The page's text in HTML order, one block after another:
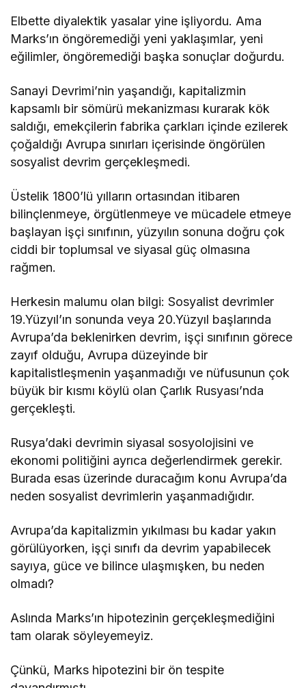
Elbette diyalektik yasalar yine işliyordu. Ama
Marks’ın öngöremediği yeni yaklaşımlar, yeni
eğilimler, öngöremediği başka sonuçlar doğurdu.
Sanayi Devrimi’nin yaşandığı, kapitalizmin
kapsamlı bir sömürü mekanizması kurarak kök
saldığı, emekçilerin fabrika çarkları içinde ezilerek
çoğaldığı Avrupa sınırları içerisinde öngörülen
sosyalist devrim gerçekleşmedi.
Üstelik 1800’lü yılların ortasından itibaren
bilinçlenmeye, örgütlenmeye ve mücadele etmeye
başlayan işçi sınıfının, yüzyılın sonuna doğru çok
ciddi bir toplumsal ve siyasal güç olmasına
rağmen.
Herkesin malumu olan bilgi: Sosyalist devrimler
19.Yüzyıl’ın sonunda veya 20.Yüzyıl başlarında
Avrupa’da beklenirken devrim, işçi sınıfının görece
zayıf olduğu, Avrupa düzeyinde bir
kapitalistleşmenin yaşanmadığı ve nüfusunun çok
büyük bir kısmı köylü olan Çarlık Rusyası’nda
gerçekleşti.
Rusya’daki devrimin siyasal sosyolojisini ve
ekonomi politiğini ayrıca değerlendirmek gerekir.
Burada esas üzerinde duracağım konu Avrupa’da
neden sosyalist devrimlerin yaşanmadığıdır.
Avrupa’da kapitalizmin yıkılması bu kadar yakın
görülüyorken, işçi sınıfı da devrim yapabilecek
sayıya, güce ve bilince ulaşmışken, bu neden
olmadı?
Aslında Marks’ın hipotezinin gerçekleşmediğini
tam olarak söyleyemeyiz.
Çünkü, Marks hipotezini bir ön tespite